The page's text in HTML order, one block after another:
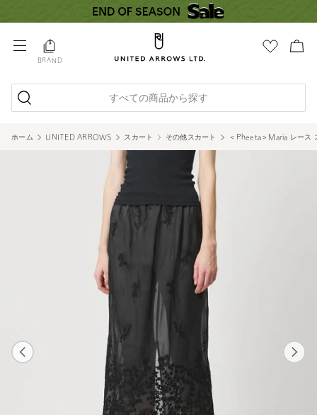
BRAND
すべての商品から探す
ホーム UNITED ARROWS スカート その他スカート ＜Pheeta＞Maria レース
33